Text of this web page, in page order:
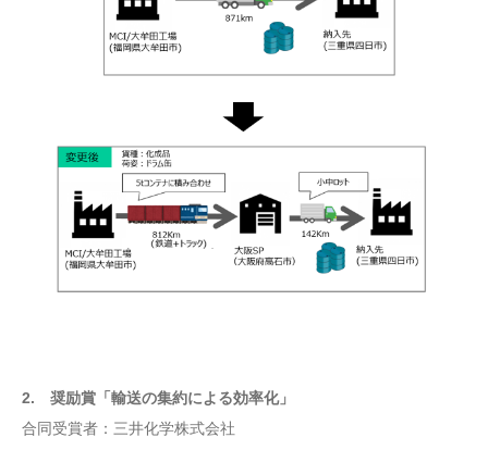
2. 奨励賞「輸送の集約による効率化」
合同受賞者：三井化学株式会社